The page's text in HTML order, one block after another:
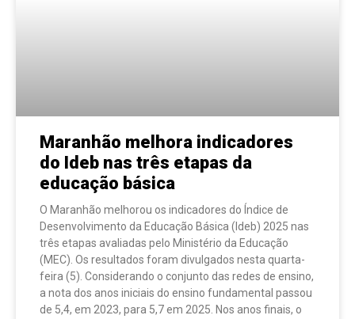
Maranhão melhora indicadores
do Ideb nas três etapas da
educação básica
O Maranhão melhorou os indicadores do Índice de
Desenvolvimento da Educação Básica (Ideb) 2025 nas
três etapas avaliadas pelo Ministério da Educação
(MEC). Os resultados foram divulgados nesta quarta-
feira (5). Considerando o conjunto das redes de ensino,
a nota dos anos iniciais do ensino fundamental passou
de 5,4, em 2023, para 5,7 em 2025. Nos anos finais, o